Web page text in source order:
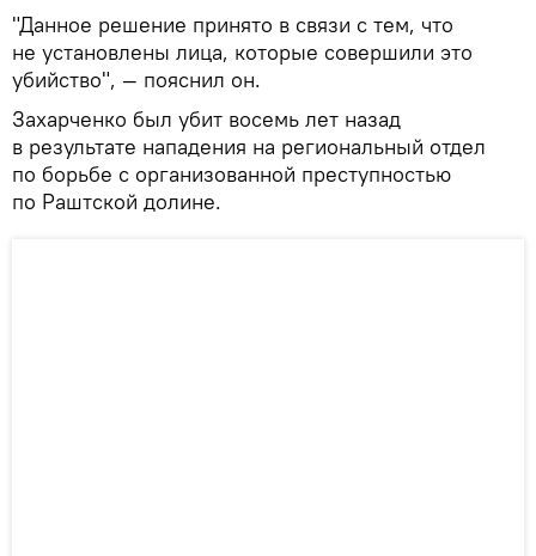
"Данное решение принято в связи с тем, что
не установлены лица, которые совершили это
убийство", — пояснил он.
Захарченко был убит восемь лет назад
в результате нападения на региональный отдел
по борьбе с организованной преступностью
по Раштской долине.